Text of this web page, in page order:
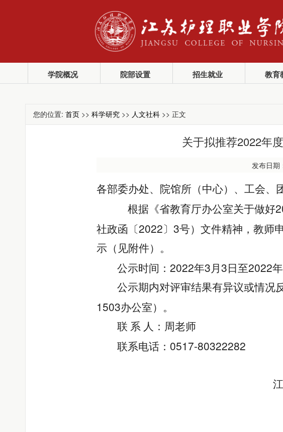
学院概况 院部设置 招生就业 教育
您的位置: 首页 >> 科学研究 >> 人文社科 >> 正文
关于拟推荐2022年
发布日期
各部委办处、院馆所（中心）、工会、
根据《省教育厅办公室关于做好
社政函〔2022〕 3号）文件精神，教师
示（见附件）。
公示时间： 2022年3月 3 日至2022年
公示期内对评审结果有异议或情况
1503办公室）。
联 系 人：周老师
联系电话： 0517-80322282